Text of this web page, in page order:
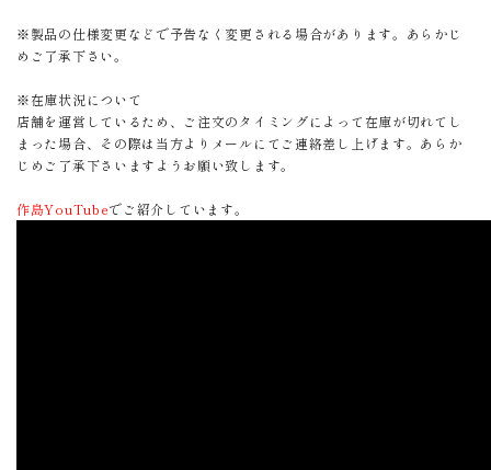
※製品の仕様変更などで予告なく変更される場合があります。あらかじ
めご了承下さい。
※在庫状況について
店舗を運営しているため、ご注文のタイミングによって在庫が切れてし
まった場合、その際は当方よりメールにてご連絡差し上げます。あらか
じめご了承下さいますようお願い致します。
作島YouTubeでご紹介しています。